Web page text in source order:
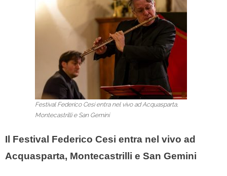
Festival Federico Cesi entra nel vivo ad Acquasparta,
Montecastrilli e San Gemini
Il Festival Federico Cesi entra nel vivo ad
Acquasparta, Montecastrilli e San Gemini